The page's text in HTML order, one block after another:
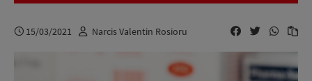
15/03/2021 Narcis Valentin Rosioru